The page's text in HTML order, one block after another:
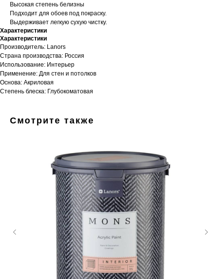
Высокая степень белизны
Подходит для обоев под покраску.
Выдерживает легкую сухую чистку.
Характеристики
Характеристики
Производитель: Lanors
Страна производства: Россия
Использование: Интерьер
Применение: Для стен и потолков
Основа: Акриловая
Степень блеска: Глубокоматовая
Смотрите также